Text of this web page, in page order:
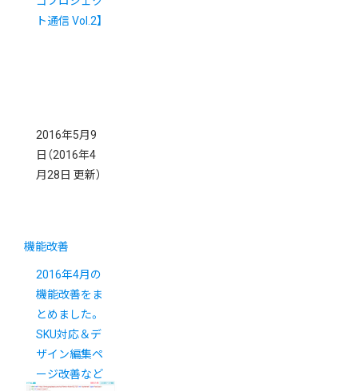
ト通信 Vol.2】
2016年5月9
日 （2016年4
月28日 更新）
機能改善
2016年4月の
機能改善をま
とめました。
SKU対応＆デ
ザイン編集ペ
ージ改善など